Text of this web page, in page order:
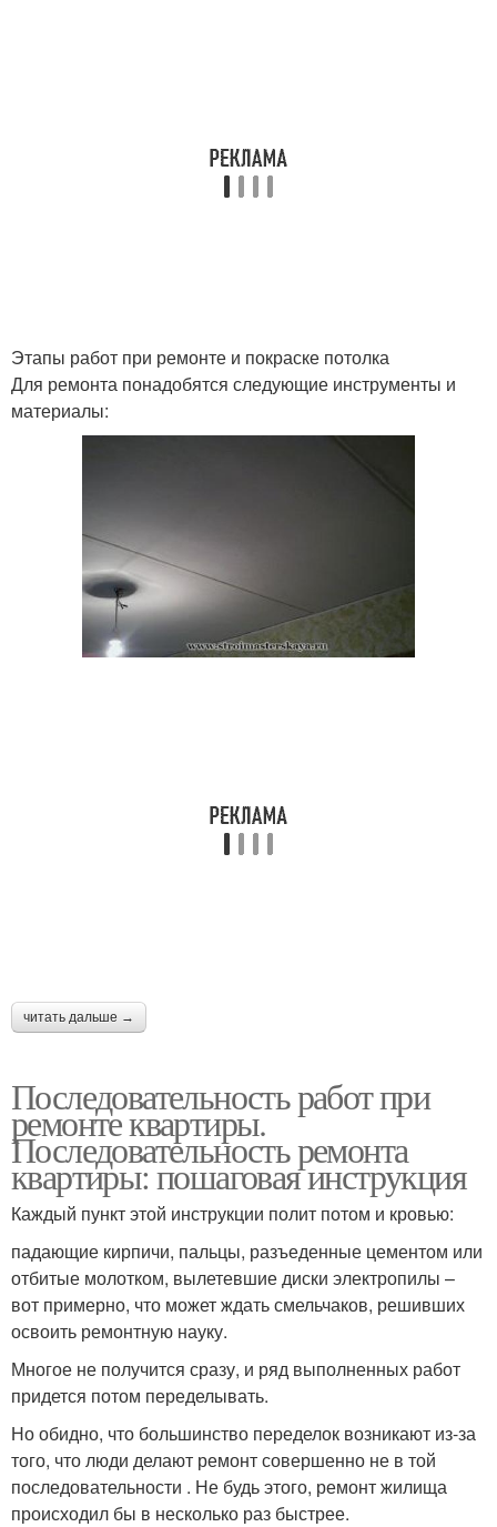
Этапы работ при ремонте и покраске потолка
Для ремонта понадобятся следующие инструменты и
материалы:
читать дальше →
Последовательность работ при
ремонте квартиры.
Последовательность ремонта
квартиры: пошаговая инструкция
Каждый пункт этой инструкции полит потом и кровью:
падающие кирпичи, пальцы, разъеденные цементом или
отбитые молотком, вылетевшие диски электропилы –
вот примерно, что может ждать смельчаков, решивших
освоить ремонтную науку.
Многое не получится сразу, и ряд выполненных работ
придется потом переделывать.
Но обидно, что большинство переделок возникают из-за
того, что люди делают ремонт совершенно не в той
последовательности . Не будь этого, ремонт жилища
происходил бы в несколько раз быстрее.